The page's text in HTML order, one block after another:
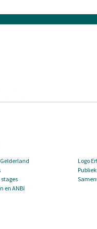
en ANBI
Logo